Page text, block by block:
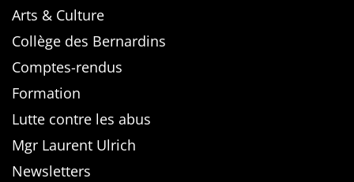
Arts & Culture
Collège des Bernardins
Comptes-rendus
Formation
Lutte contre les abus
Mgr Laurent Ulrich
Newsletters